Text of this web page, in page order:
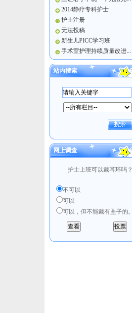
2014静疗专科护士
护士注册
无法投稿
新生儿PICC学习班
手术室护理持续质量改进...
站内搜索
网上调查
护士上班可以戴耳环吗？
不可以
可以
可以，但不能戴有坠子的。